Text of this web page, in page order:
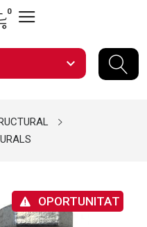
0
expand_more
OPORTUNITAT